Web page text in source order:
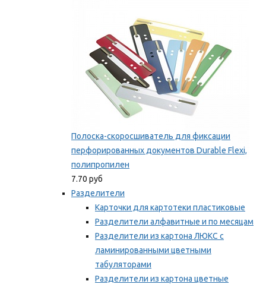
Полоска-скоросшиватель для фиксации
перфорированных документов Durable Flexi,
полипропилен
7.70 руб
Разделители
Карточки для картотеки пластиковые
Разделители алфавитные и по месяцам
Разделители из картона ЛЮКС с
ламинированными цветными
табуляторами
Разделители из картона цветные